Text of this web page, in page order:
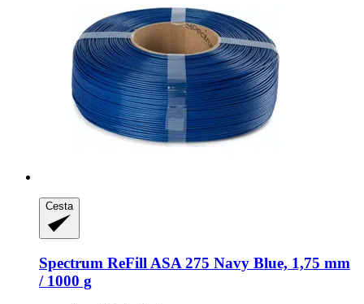
Cesta
Spectrum ReFill ASA 275 Navy Blue, 1,75 mm
/ 1000 g